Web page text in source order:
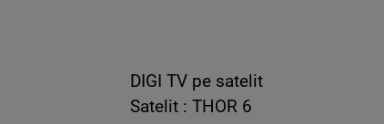
DIGI TV pe satelit
Satelit : THOR 6